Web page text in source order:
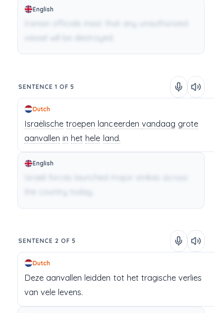
English
SENTENCE 1 OF 5
Dutch
Israëlische troepen lanceerden vandaag grote
aanvallen in het hele land.
English
SENTENCE 2 OF 5
Dutch
Deze aanvallen leidden tot het tragische verlies
van vele levens.